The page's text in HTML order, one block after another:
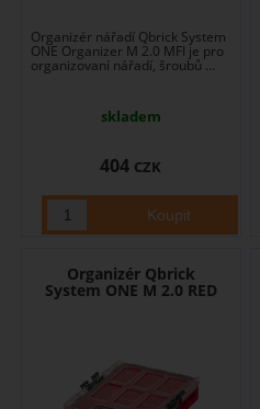
Organizér nářadí Qbrick System
ONE Organizer M 2.0 MFI je pro
organizovaní nářadí, šroubů ...
skladem
404 CZK
Organizér Qbrick
System ONE M 2.0 RED